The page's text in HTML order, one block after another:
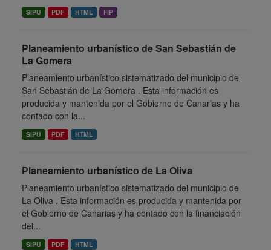
SIPU PDF HTML FIP
Planeamiento urbanístico de San Sebastián de
La Gomera
Planeamiento urbanístico sistematizado del municipio de
San Sebastián de La Gomera . Esta información es
producida y mantenida por el Gobierno de Canarias y ha
contado con la...
SIPU PDF HTML
Planeamiento urbanístico de La Oliva
Planeamiento urbanístico sistematizado del municipio de
La Oliva . Esta información es producida y mantenida por
el Gobierno de Canarias y ha contado con la financiación
del...
SIPU PDF HTML